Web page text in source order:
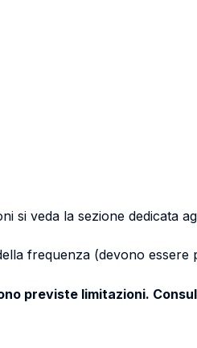
veda la sezione dedicata
frequenza (devono essere
previste limitazioni.